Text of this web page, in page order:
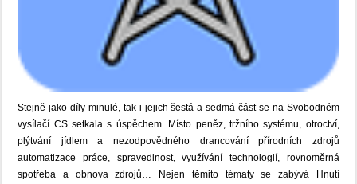
Stejně jako díly minulé, tak i jejich šestá a sedmá část se na Svobodném
vysílačí CS setkala s úspěchem. Místo peněz, tržního systému, otroctví,
plýtvání jídlem a nezodpovědného drancování přírodních zdrojů
automatizace práce, spravedlnost, využívání technologií, rovnoměrná
spotřeba a obnova zdrojů… Nejen těmito tématy se zabývá Hnutí